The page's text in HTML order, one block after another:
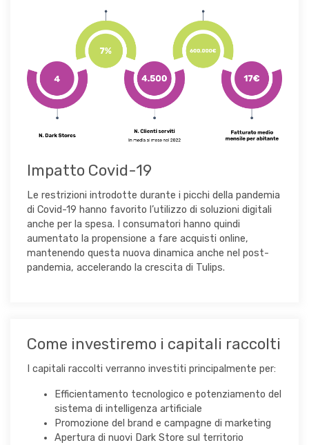
Impatto Covid-19
Le restrizioni introdotte durante i picchi della pandemia
di Covid-19 hanno favorito l’utilizzo di soluzioni digitali
anche per la spesa. I consumatori hanno quindi
aumentato la propensione a fare acquisti online,
mantenendo questa nuova dinamica anche nel post-
pandemia, accelerando la crescita di Tulips.
Come investiremo i capitali raccolti
I capitali raccolti verranno investiti principalmente per:
Efficientamento tecnologico e potenziamento del
sistema di intelligenza artificiale
Promozione del brand e campagne di marketing
Apertura di nuovi Dark Store sul territorio